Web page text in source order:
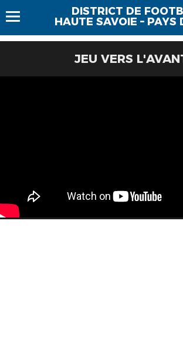
DISTRICT DE
HAUTE SAVOIE – PAYS
JEU VERS